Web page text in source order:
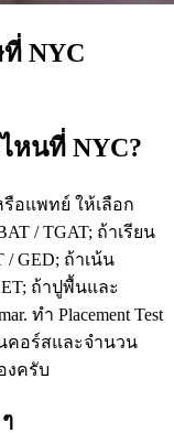
NYC
หนที่ NYC?
อแพทย์ ให้เลือก
/ TGAT; ถ้าเรียน
/ GED; ถ้าเน้น
ถ้าปูพื้นและ
ทำ Placement Test
คอร์สและจำนวน
งครับ